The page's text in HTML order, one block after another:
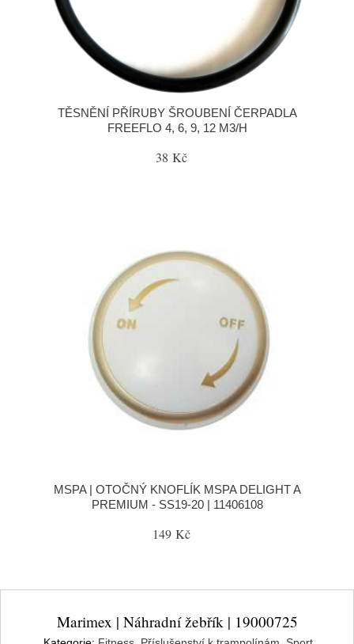
TĚSNĚNÍ PŘÍRUBY ŠROUBENÍ ČERPADLA
FREEFLO 4, 6, 9, 12 M3/H
38 Kč
MSPA | OTOČNÝ KNOFLÍK MSPA DELIGHT A
PREMIUM - SS19-20 | 11406108
149 Kč
Marimex | Náhradní žebřík | 19000725